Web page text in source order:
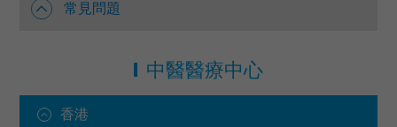
常見問題
中醫醫療中心
香港